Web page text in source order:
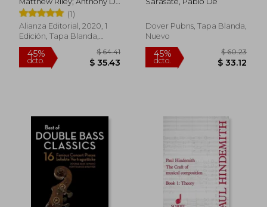
Smith
(1)
Alianza Editorial, 2020, 1
Edición, Tapa Blanda,
Nuevo
tarantella
Dover Pubns, Tapa Blanda,
Nuevo